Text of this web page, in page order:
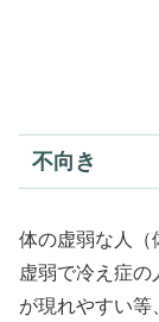
不向き
体の虚弱な人（
虚弱で冷え症の
が現れやすい等